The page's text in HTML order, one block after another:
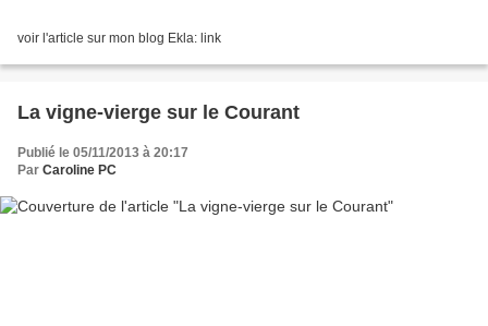
voir l'article sur mon blog Ekla: link
La vigne-vierge sur le Courant
Publié le 05/11/2013 à 20:17
Par Caroline PC